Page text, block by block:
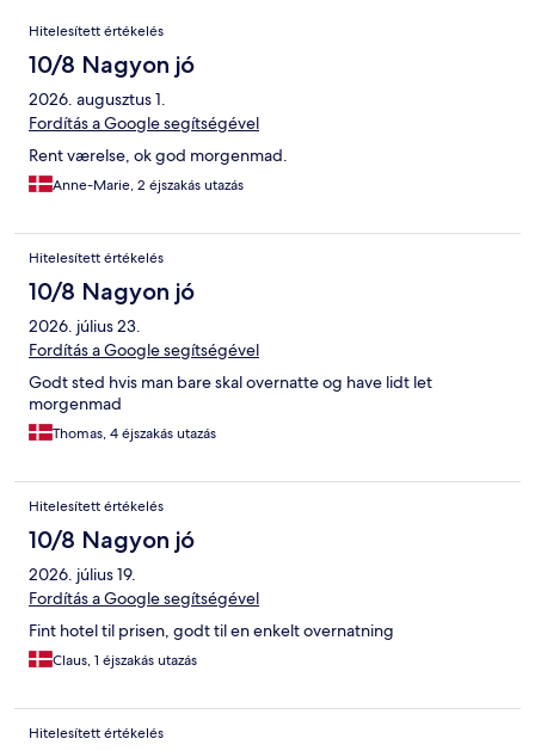
Értékelések
Hitelesített értékelés
10/8 Nagyon jó
2026. augusztus 1.
Fordítás a Google segítségével
Rent værelse, ok god morgenmad.
Anne-Marie, 2 éjszakás utazás
Hitelesített értékelés
10/8 Nagyon jó
2026. július 23.
Fordítás a Google segítségével
Godt sted hvis man bare skal overnatte og have lidt let
morgenmad
Thomas, 4 éjszakás utazás
Hitelesített értékelés
10/8 Nagyon jó
2026. július 19.
Fordítás a Google segítségével
Fint hotel til prisen, godt til en enkelt overnatning
Claus, 1 éjszakás utazás
Hitelesített értékelés